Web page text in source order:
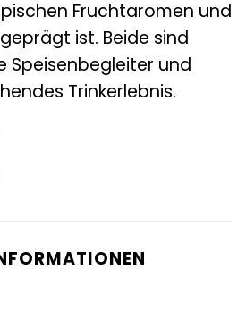
Fruchtaromen und
ist. Beide sind
Speisenbegleiter und
Trinkerlebnis.